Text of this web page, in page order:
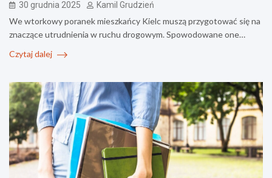
30 grudnia 2025 Kamil Grudzień
We wtorkowy poranek mieszkańcy Kielc muszą przygotować się na
znaczące utrudnienia w ruchu drogowym. Spowodowane one…
Czytaj dalej